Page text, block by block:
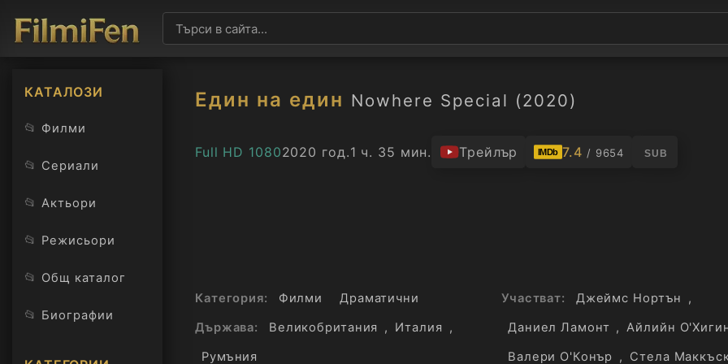
КАТАЛОЗИ
📂 Филми
📂 Сериали
📂 Актьори
📂 Режисьори
📂 Общ каталог
📂 Биографии
Един на един Nowhere Special (2020)
Full HD 10802020 год.1 ч. 35 мин. Трейлър IMDb 7.4 / 9654 SUB
Категория: Филми
Драматични
Държава:
Великобритания , Италия
,
Румъния
Участват: Джеймс Нортън
,
Даниел Ламонт , Айлийн
Валери О'Конър
, Стела